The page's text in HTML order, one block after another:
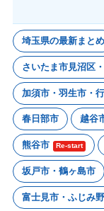
埼玉県の最新まとめ
さいたま市見沼区
加須市・羽生市・
春日部市 越谷
熊谷市 Re-start
坂戸市・鶴ヶ島市
富士見市・ふじみ